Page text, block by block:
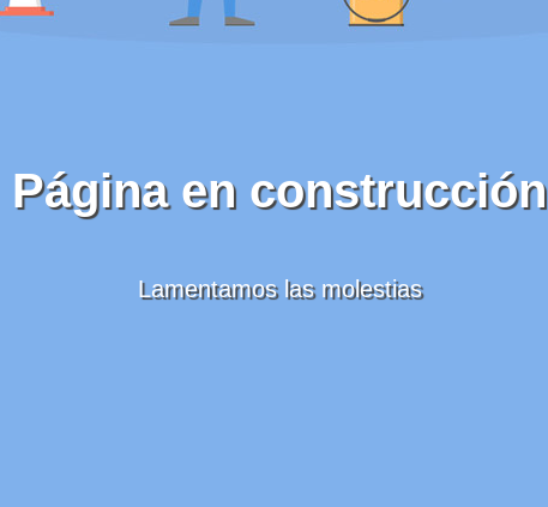
Página en construcción
Lamentamos las molestias